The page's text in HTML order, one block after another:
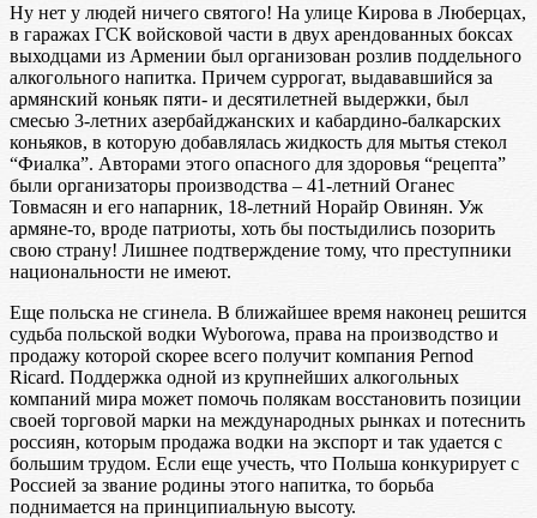
Ну нет у людей ничего святого! На улице Кирова в Люберцах,
в гаражах ГСК войсковой части в двух арендованных боксах
выходцами из Армении был организован розлив поддельного
алкогольного напитка. Причем суррогат, выдававшийся за
армянский коньяк пяти- и десятилетней выдержки, был
смесью 3-летних азербайджанских и кабардино-балкарских
коньяков, в которую добавлялась жидкость для мытья стекол
“Фиалка”. Авторами этого опасного для здоровья “рецепта”
были организаторы производства – 41-летний Оганес
Товмасян и его напарник, 18-летний Норайр Овинян. Уж
армяне-то, вроде патриоты, хоть бы постыдились позорить
свою страну! Лишнее подтверждение тому, что преступники
национальности не имеют.
Еще польска не сгинела. В ближайшее время наконец решится
судьба польской водки Wyborowa, права на производство и
продажу которой скорее всего получит компания Pernod
Ricard. Поддержка одной из крупнейших алкогольных
компаний мира может помочь полякам восстановить позиции
своей торговой марки на международных рынках и потеснить
россиян, которым продажа водки на экспорт и так удается с
большим трудом. Если еще учесть, что Польша конкурирует с
Россией за звание родины этого напитка, то борьба
поднимается на принципиальную высоту.